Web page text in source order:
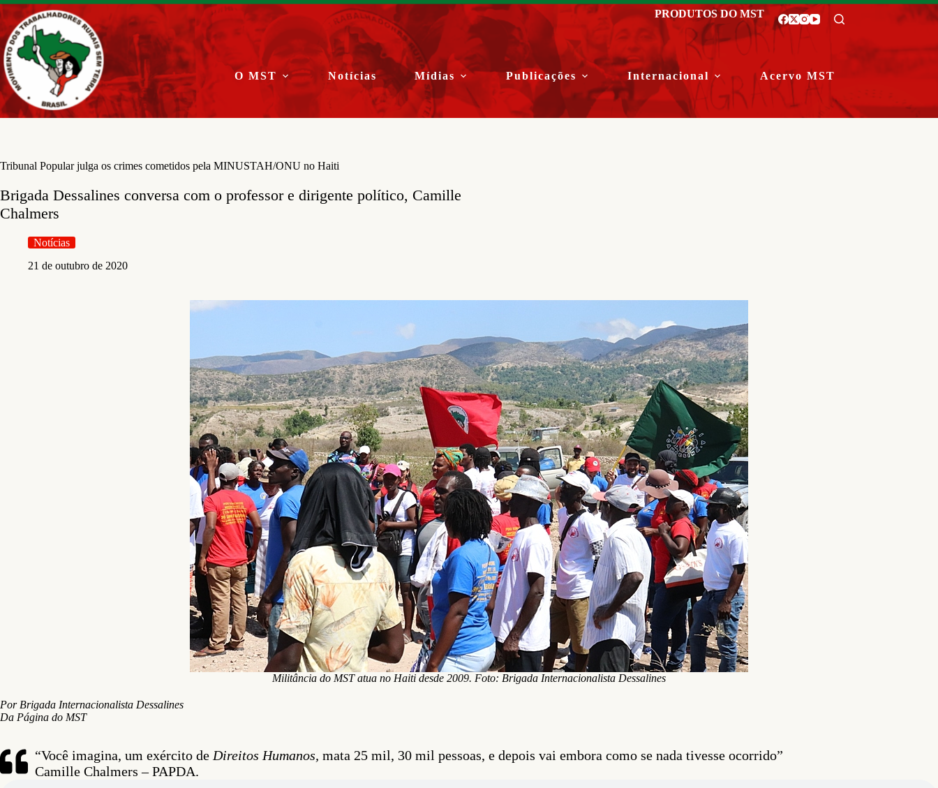
Pular
para
o
conteúdo
PRODUTOS DO MST
O MST Notícias Mídias Publicações Internacional Acervo MST
Tribunal Popular julga os crimes cometidos pela MINUSTAH/ONU no Haiti
Brigada Dessalines conversa com o professor e dirigente político, Camille
Chalmers
Notícias
21 de outubro de 2020
Militância do MST atua no Haiti desde 2009. Foto: Brigada Internacionalista Dessalines
Por Brigada Internacionalista Dessalines
Da Página do MST
“Você imagina, um exército de Direitos Humanos, mata 25 mil, 30 mil pessoas, e depois vai embora como se nada tivesse ocorrido”
Camille Chalmers – PAPDA.